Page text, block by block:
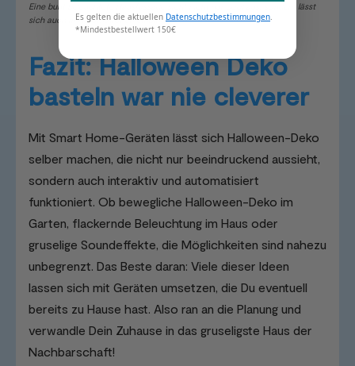
Eine bunt beleuchtete Hausfassade sieht nicht nur cool aus, sondern lässt
sich auch in Automationen einbinden.
Fazit: Halloween Deko
basteln war nie cleverer
Mit Smart Home-Geräten lässt sich Halloween-Deko
selber machen, die nicht nur beeindruckend aussieht,
sondern auch interaktiv und automatisiert
funktioniert. Ob bewegliche Halloween-Deko im
Garten, flackernde Beleuchtung im Haus oder
gruselige Soundeffekte, die Möglichkeiten sind nahezu
unbegrenzt. Das Beste daran: Viele dieser Ideen
lassen sich mit Geräten umsetzen, die Du eventuell
bereits zu Hause hast. Also ran an die Planung und
verwandle Dein Zuhause in das gruseligste Haus der
Nachbarschaft!
Es gelten die aktuellen Datenschutzbestimmungen.
*Mindestbestellwert 150€